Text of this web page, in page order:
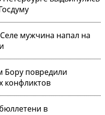
мужчина напал на
Бору повредили
конфликтов
в